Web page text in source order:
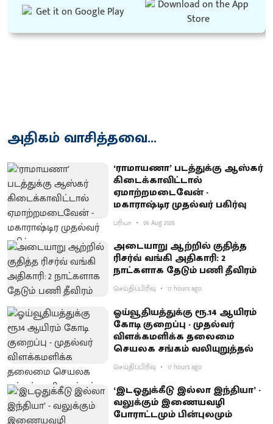
அதிகம் வாசித்தவை...
‘ராமாயணா’ படத்துக்கு ஆஸ்கர்
கிடைக்காவிட்டால்
ஏமாற்றமடைவேன் -
மகாராஷ்டிர முதல்வர் பகிர்வு
ப்ரியா 06 Aug 2026
அடையாறு ஆற்றில் குதித்த
ரிசர்வ் வங்கி அதிகாரி: 2
நாட்களாக தேடும் பணி தீவிரம்
செய்திப்பிரிவு 17 hours ago
ஓய்வூதியத்துக்கு ரூ.14 ஆயிரம்
கோடி குறைப்பு - முதல்வர்
விளக்கமளிக்க தலைமை
செயலக சங்கம் வலியுறுத்தல்
செய்திப்பிரிவு 17 hours ago
‘இடஒதுக்கீடு இல்லா இந்தியா’ -
வலுக்கும் இணையவழி
போராட்டமும் பின்புலமும்